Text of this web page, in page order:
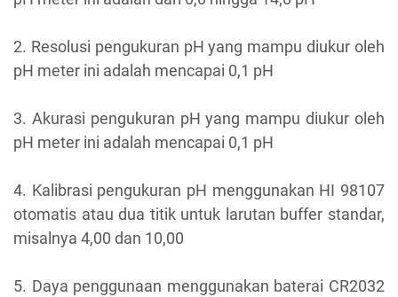
2. Resolusi pengukuran pHyang mampu diukur oleh
pH meter ini adalah mencapai 0,1 pH
3. Akurasi pengukuran pH yang mampu diukur oleh
pH meter ini adalah mencapai 0,1 pH
4. Kalibrasi pengukuran pH menggunakan HI 98107
otomatis atau dua titik untuk larutan buffer standar,
misalnya 4,00 dan 10,00
5. Daya penggunaan menggunakan baterai CR2032